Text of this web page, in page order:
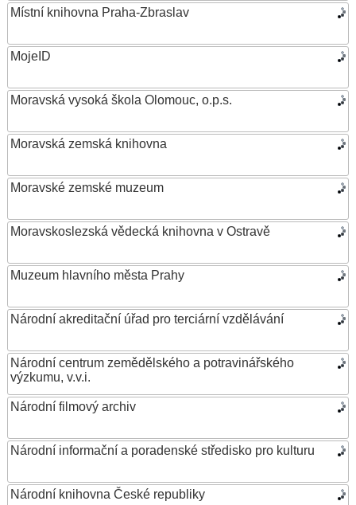
Místní knihovna Praha-Zbraslav
MojeID
Moravská vysoká škola Olomouc, o.p.s.
Moravská zemská knihovna
Moravské zemské muzeum
Moravskoslezská vědecká knihovna v Ostravě
Muzeum hlavního města Prahy
Národní akreditační úřad pro terciární vzdělávání
Národní centrum zemědělského a potravinářského
výzkumu, v.v.i.
Národní filmový archiv
Národní informační a poradenské středisko pro kulturu
Národní knihovna České republiky